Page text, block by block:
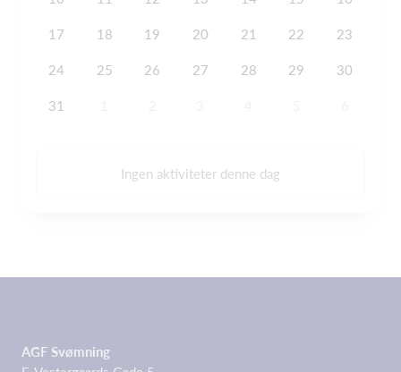
17 18 19 20 21 22 23
24 25 26 27 28 29 30
31
Ingen aktiviteter denne dag
AGF Svømning